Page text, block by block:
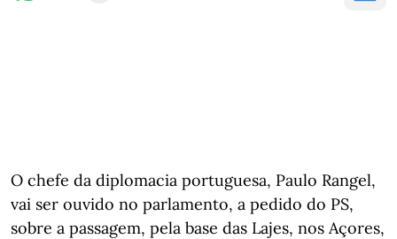
O chefe da diplomacia portuguesa, Paulo Rangel,
vai ser ouvido no parlamento, a pedido do PS,
sobre a passagem, pela base das Lajes, nos Açores,